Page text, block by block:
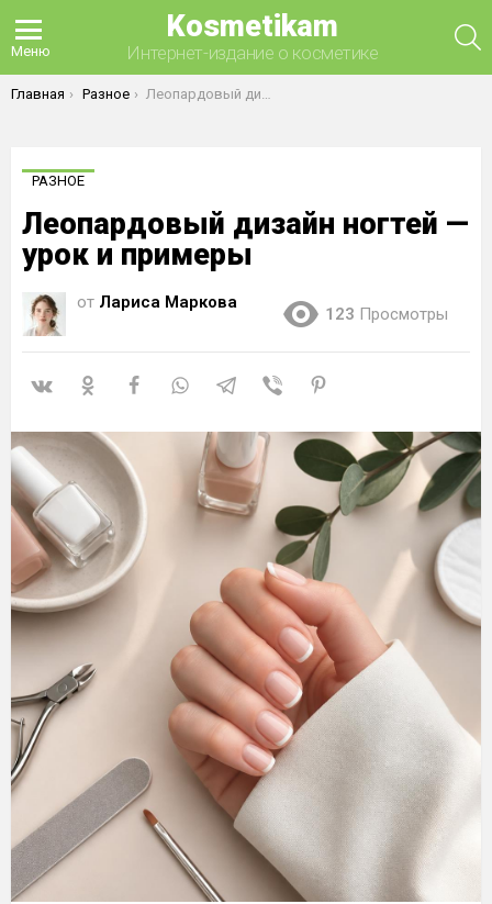
Меню
Kosmetikam
Интернет-издание о косметике
Вы здесь:
Главная Разное Леопардовый дизайн ногтей — урок и примеры
РАЗНОЕ
Леопардовый дизайн ногтей —
урок и примеры
от Лариса Маркова
123 Просмотры